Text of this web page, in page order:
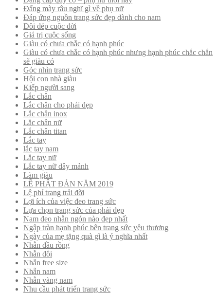
Đấng mày râu nghĩ gì về phụ nữ
Đáp ứng nguồn trang sức đẹp dành cho nam
Đôi dép cuộc đời
Giá trị cuộc sống
Giàu có chưa chắc có hạnh phúc
Giàu có chưa chắc có hạnh phúc nhưng hạnh phúc chắc chắn
sẽ giàu có
Góc nhìn trang sức
Hội con nhà giàu
Kiếp người sang
Lắc chân
Lắc chân cho phái đẹp
Lắc chân inox
Lắc chân nữ
Lắc chân titan
Lắc tay
lắc tay nam
Lắc tay nữ
Lắc tay nữ dây mảnh
Làm giàu
LỄ PHẬT ĐẢN NĂM 2019
Lệ phí trang trải đời
Lợi ích của việc đeo trang sức
Lựa chọn trang sức của phái đẹp
Nam đeo nhẫn ngón nào đẹp nhất
Ngập tràn hạnh phúc bên trang sức yêu thương
Ngày của mẹ tặng quà gì là ý nghĩa nhất
Nhẫn đầu rồng
Nhẫn đôi
Nhẫn free size
Nhẫn nam
Nhẫn vàng nam
Nhu cầu phát triển trang sức